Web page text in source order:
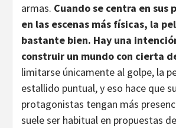
armas. Cuando se centra en sus
en las escenas más físicas, la
bastante bien. Hay una
construir un mundo con cierta
limitarse únicamente al golpe, la
estallido puntual, y eso hace que
protagonistas tengan más
suele ser habitual en propuestas